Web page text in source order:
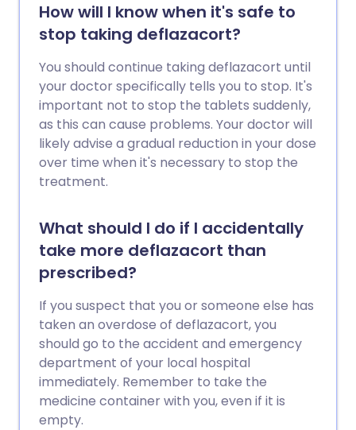
How will I know when it's safe to
stop taking deflazacort?
You should continue taking deflazacort until
your doctor specifically tells you to stop. It's
important not to stop the tablets suddenly,
as this can cause problems. Your doctor will
likely advise a gradual reduction in your dose
over time when it's necessary to stop the
treatment.
What should I do if I accidentally
take more deflazacort than
prescribed?
If you suspect that you or someone else has
taken an overdose of deflazacort, you
should go to the accident and emergency
department of your local hospital
immediately. Remember to take the
medicine container with you, even if it is
empty.